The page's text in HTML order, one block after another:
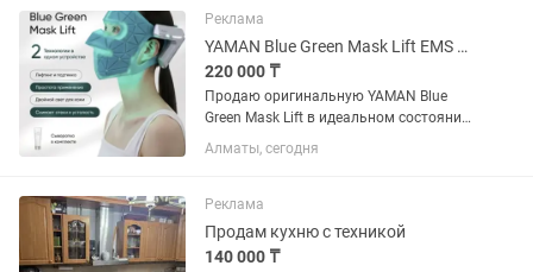
Реклама
YAMAN Blue Green Mask Lift EMS LED Япония Оригинал Как Новая
220 000 ₸
Продаю оригинальную YAMAN Blue
Green Mask Lift в идеальном состоянии.
Устройство использовалось всего
один раз исключительно для
работоспособности. После этого
было...
Алматы, сегодня
Реклама
Продам кухню с техникой
140 000 ₸